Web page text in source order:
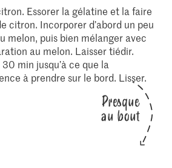
Essorer la gélatine et la faire
citron. Incorporer d’abord un peu
melon, puis bien mélanger avec
au melon. Laisser tiédir.
min jusqu’à ce que la
à prendre sur le bord. Lisser.
Presque
au bout